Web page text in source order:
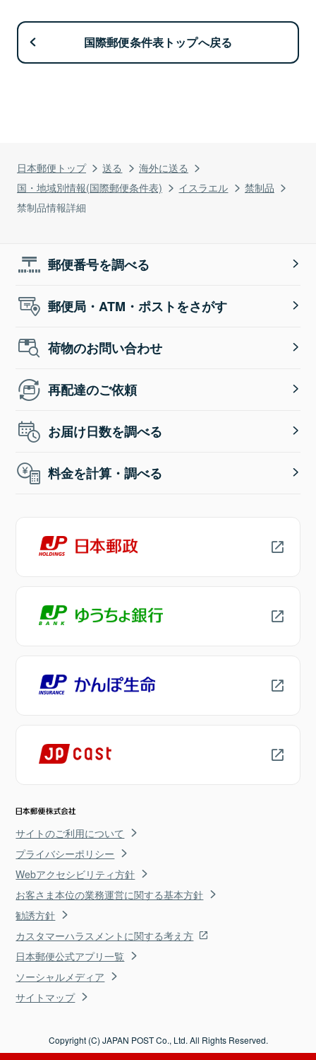
日本郵便トップ 送る
海外に送る
国・地域別情報(国際郵便条件表)
イスラエル
禁制品
禁制品情報詳細
国際郵便条件表トップへ戻る
郵便番号を調べる
郵便局・ATM・ポストをさがす
荷物のお問い合わせ
再配達のご依頼
お届け日数を調べる
料金を計算・調べる
サイトのご利用について
プライバシーポリシー
Webアクセシビリティ方針
お客さま本位の業務運営に関する基本方針
勧誘方針
カスタマーハラスメントに関する考え方
日本郵便公式アプリ一覧
ソーシャルメディア
サイトマップ
Copyright (C) JAPAN POST Co., Ltd. All Rights Reserved.